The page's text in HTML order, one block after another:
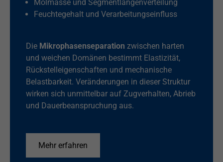
Molmasse und Segmentlängenverteilung
Feuchtegehalt und Verarbeitungseinfluss
Die Mikrophasenseparation zwischen harten
und weichen Domänen bestimmt Elastizität,
Rückstelleigenschaften und mechanische
Belastbarkeit. Veränderungen in dieser Struktur
wirken sich unmittelbar auf Zugverhalten, Abrieb
und Dauerbeanspruchung aus.
Mehr erfahren